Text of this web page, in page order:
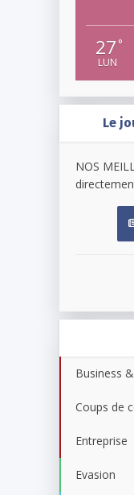
27 °
LUN
Le
NOS
Business
Coups de
Entreprise
Evasion